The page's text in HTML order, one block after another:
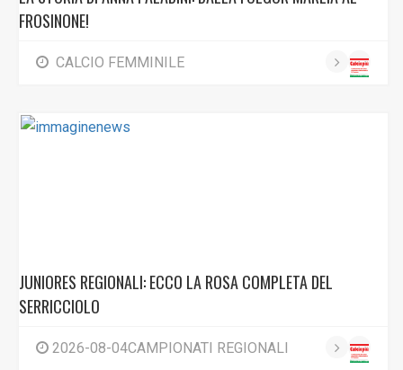
FROSINONE!
CALCIO FEMMINILE
JUNIORES REGIONALI: ECCO LA ROSA COMPLETA DEL
SERRICCIOLO
2026-08-04CAMPIONATI REGIONALI